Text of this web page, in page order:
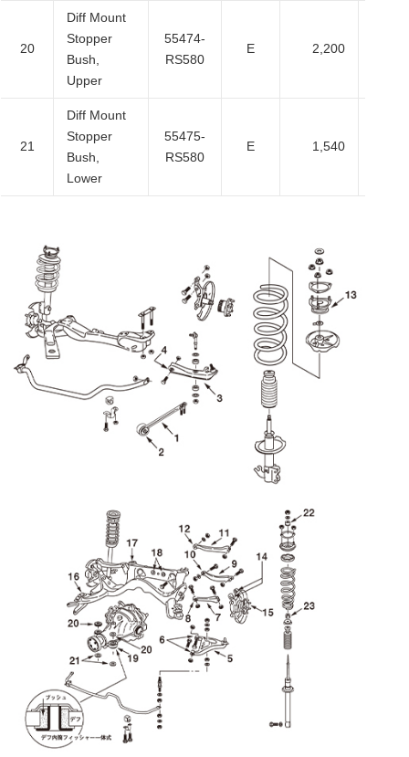
20
Diff Mount
Stopper
Bush,
Upper
55474-
RS580
E 2,200
21
Diff Mount
Stopper
Bush,
Lower
55475-
RS580
E 1,540